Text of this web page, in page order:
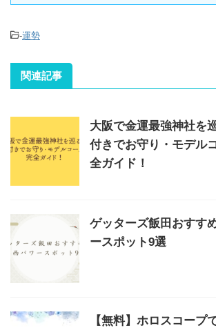
-運勢
関連記事
大阪で金運最強神社を
付きでお守り・モデル
全ガイド！
ゲッターズ飯田おすす
ースポット9選
【無料】ホロスコープ